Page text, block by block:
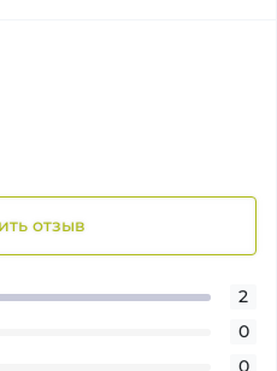
отзыв
2
0
0